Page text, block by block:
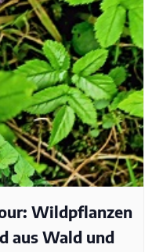
Wildpflanzen
aus Wald und